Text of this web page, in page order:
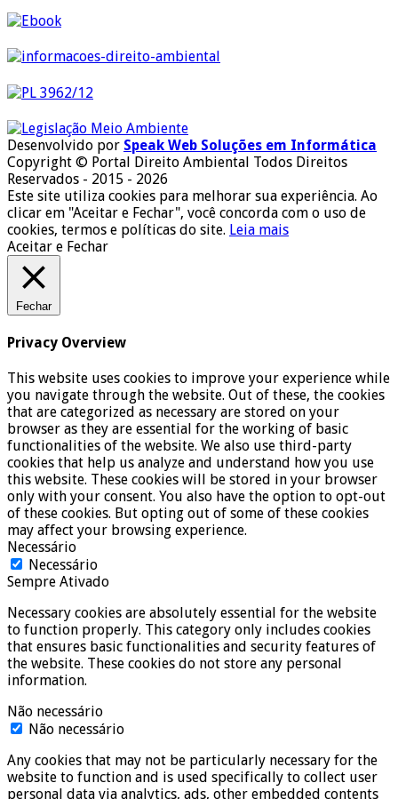
Desenvolvido por Speak Web Soluções em Informática
Copyright © Portal Direito Ambiental Todos Direitos
Reservados - 2015 - 2026
Este site utiliza cookies para melhorar sua experiência. Ao
clicar em "Aceitar e Fechar", você concorda com o uso de
cookies, termos e políticas do site. Leia mais
Aceitar e Fechar
Fechar
Privacy Overview
This website uses cookies to improve your experience while
you navigate through the website. Out of these, the cookies
that are categorized as necessary are stored on your
browser as they are essential for the working of basic
functionalities of the website. We also use third-party
cookies that help us analyze and understand how you use
this website. These cookies will be stored in your browser
only with your consent. You also have the option to opt-out
of these cookies. But opting out of some of these cookies
may affect your browsing experience.
Necessário
Necessário
Sempre Ativado
Necessary cookies are absolutely essential for the website
to function properly. This category only includes cookies
that ensures basic functionalities and security features of
the website. These cookies do not store any personal
information.
Não necessário
Não necessário
Any cookies that may not be particularly necessary for the
website to function and is used specifically to collect user
personal data via analytics, ads, other embedded contents